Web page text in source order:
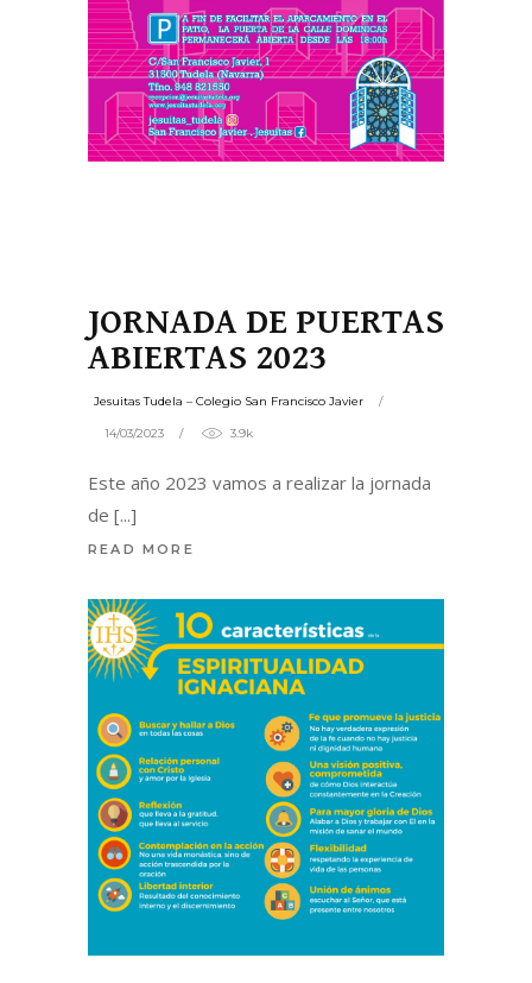
JORNADA DE PUERTAS
ABIERTAS 2023
Jesuitas Tudela – Colegio San Francisco Javier
14/03/2023 3.9k
Este año 2023 vamos a realizar la jornada
de
READ MORE